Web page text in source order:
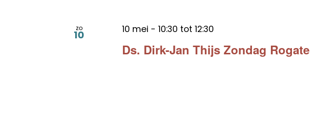
zo
10
Ds. Dirk-Jan Thijs Zondag Rogate
10 mei - 10:30 tot 12:30